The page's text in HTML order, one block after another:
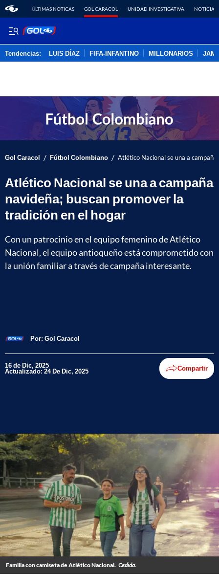
ÚLTIMAS NOTICAS GOL CARACOL UNIDAD INVESTIGATIVA NOTICIAS
Tendencias: LUIS DÍAZ FIFA-INFANTINO MILLONARIOS
Gol Caracol / Fútbol Colombiano / Atlético Nacional se una a
Atlético Nacional se una a campaña
navideña; buscan promover la
tradición en el hogar
Con un patrocinio en el equipo femenino de Atlético
Nacional, el equipo antioqueño está comprometido con
la unión familiar a través de campaña interesante.
Por: Gol Caracol
16 de Dic, 2025
Actualizado: 24 De Dic, 2025 Compartir
Familia con camiseta de Atlético Nacional. Cedida.